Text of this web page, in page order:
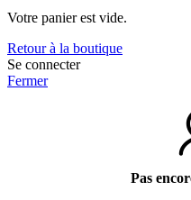
Votre panier est vide.
Retour à la boutique
Se connecter
Fermer
Pas